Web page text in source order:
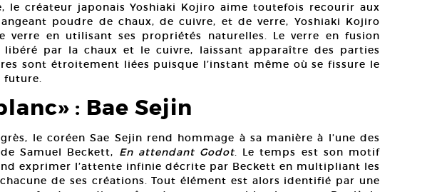
le créateur japonais Yoshiaki Kojiro aime toutefois recourir aux
poudre de chaux, de cuivre, et de verre, Yoshiaki Kojiro
verre en utilisant ses propriétés naturelles. Le verre en fusion
par la chaux et le cuivre, laissant apparaître des parties
sont étroitement liées puisque l’instant même où se fissure le
future.
: Bae Sejin
le coréen Sae Sejin rend hommage à sa manière à l’une des
Samuel Beckett, En attendant Godot. Le temps est son motif
exprimer l’attente infinie décrite par Beckett en multipliant les
de ses créations. Tout élément est alors identifié par une